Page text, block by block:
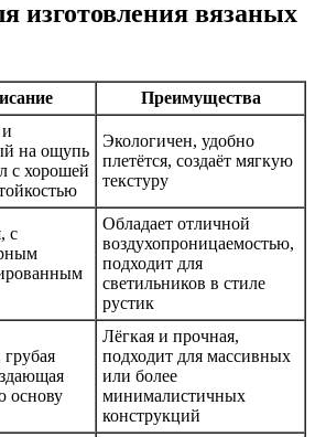
изготовления вязаных
Преимущества
на ощупь
с хорошей
Экологичен, удобно
плетётся, создаёт мягкую
текстуру
с
Обладает отличной
воздухопроницаемостью,
подходит для
светильников в стиле
рустик
грубая
основу
Лёгкая и прочная,
подходит для массивных
или более
минималистичных
конструкций